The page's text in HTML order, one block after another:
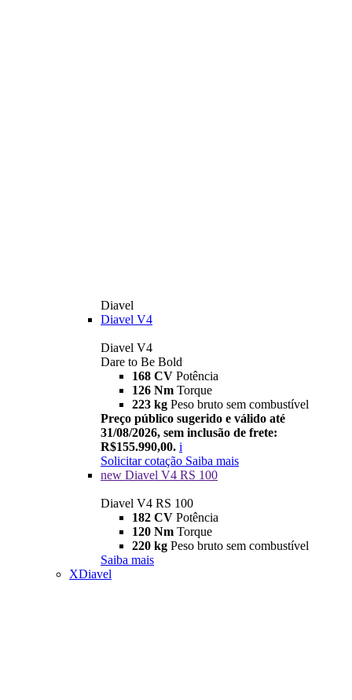
Diavel
Diavel V4
Diavel V4
Dare to Be Bold
168 CV Potência
126 Nm Torque
223 kg Peso bruto sem combustível
Preço público sugerido e válido até
31/08/2026, sem inclusão de frete:
R$155.990,00. i
Solicitar cotação Saiba mais
new Diavel V4 RS 100
Diavel V4 RS 100
182 CV Potência
120 Nm Torque
220 kg Peso bruto sem combustível
Saiba mais
XDiavel